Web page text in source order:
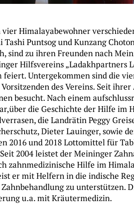
Himalayabewohner
Puntsog und Kunzang
sind zu ihren Freunden nach
Hilfsvereins „Ladakhpartners
feiert. Untergekommen sind die
des Vereins. Seit
besucht. Nach einem
die Geschichte der Hilfe im
die Landrätin Peggy
Dieter Lauinger, sowie
2016 und 2018 Lottomittel für
2004 leistet der Meininger
zahnmedizinische Hilfe im
er mit Helfern in die indische
zu unterstützen.
u.a. mit Kräutermedizin.